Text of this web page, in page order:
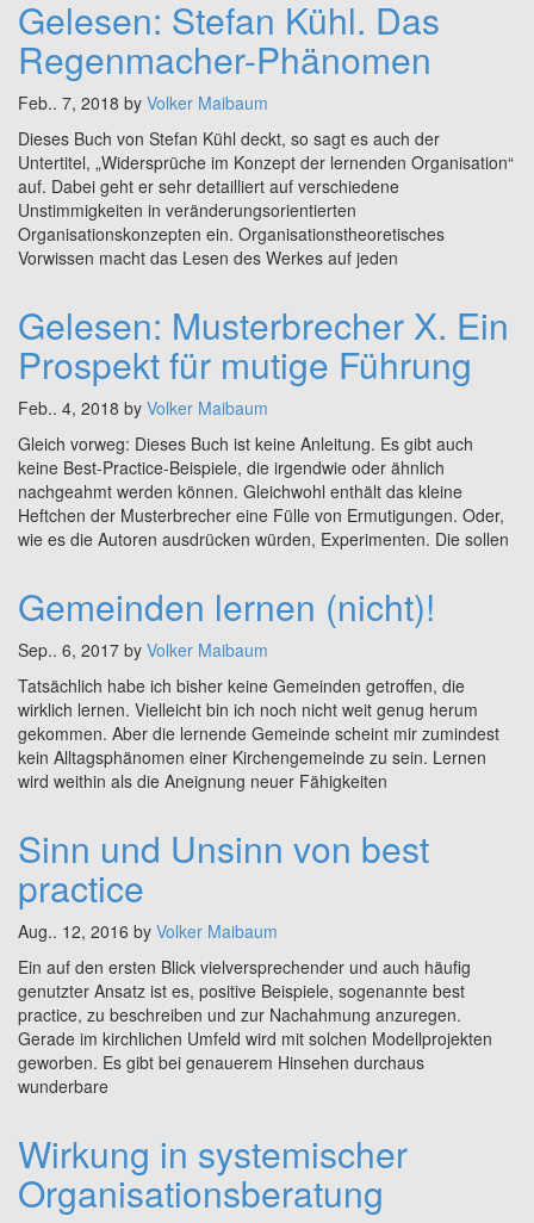
Gelesen: Stefan Kühl. Das
Regenmacher-Phänomen
Feb.. 7, 2018 by Volker Maibaum
Dieses Buch von Stefan Kühl deckt, so sagt es auch der
Untertitel, „Widersprüche im Konzept der lernenden Organisation“
auf. Dabei geht er sehr detailliert auf verschiedene
Unstimmigkeiten in veränderungsorientierten
Organisationskonzepten ein. Organisationstheoretisches
Vorwissen macht das Lesen des Werkes auf jeden
Gelesen: Musterbrecher X. Ein
Prospekt für mutige Führung
Feb.. 4, 2018 by Volker Maibaum
Gleich vorweg: Dieses Buch ist keine Anleitung. Es gibt auch
keine Best-Practice-Beispiele, die irgendwie oder ähnlich
nachgeahmt werden können. Gleichwohl enthält das kleine
Heftchen der Musterbrecher eine Fülle von Ermutigungen. Oder,
wie es die Autoren ausdrücken würden, Experimenten. Die sollen
Gemeinden lernen (nicht)!
Sep.. 6, 2017 by Volker Maibaum
Tatsächlich habe ich bisher keine Gemeinden getroffen, die
wirklich lernen. Vielleicht bin ich noch nicht weit genug herum
gekommen. Aber die lernende Gemeinde scheint mir zumindest
kein Alltagsphänomen einer Kirchengemeinde zu sein. Lernen
wird weithin als die Aneignung neuer Fähigkeiten
Sinn und Unsinn von best
practice
Aug.. 12, 2016 by Volker Maibaum
Ein auf den ersten Blick vielversprechender und auch häufig
genutzter Ansatz ist es, positive Beispiele, sogenannte best
practice, zu beschreiben und zur Nachahmung anzuregen.
Gerade im kirchlichen Umfeld wird mit solchen Modellprojekten
geworben. Es gibt bei genauerem Hinsehen durchaus
wunderbare
Wirkung in systemischer
Organisationsberatung